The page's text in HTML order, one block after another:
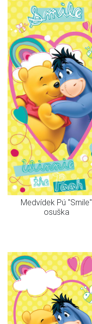
Medvídek Pú "Smile"
osuška